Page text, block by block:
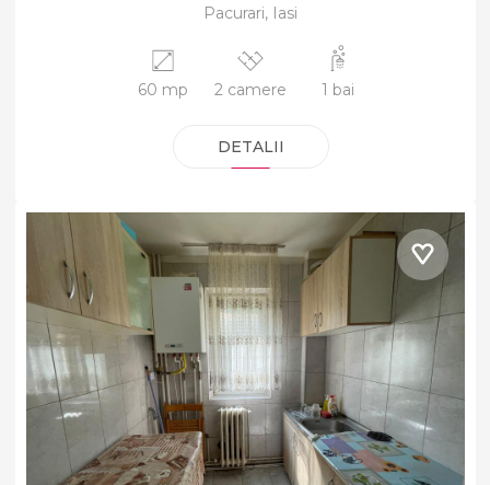
Pacurari, Iasi
60 mp 2 camere 1 bai
DETALII